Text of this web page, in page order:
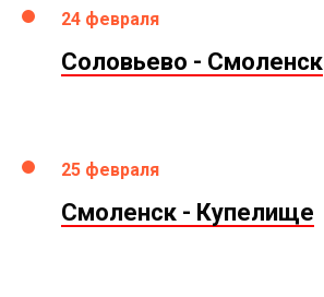
24 февраля
Соловьево - Смоленск
25 февраля
Смоленск - Купелище